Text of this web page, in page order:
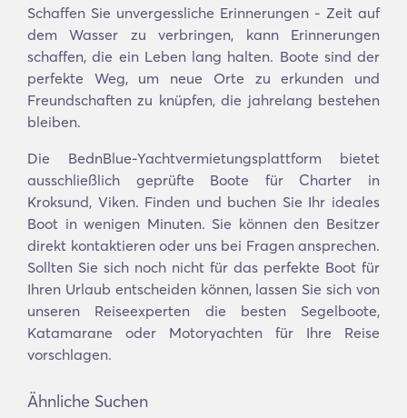
Schaffen Sie unvergessliche Erinnerungen - Zeit auf
dem Wasser zu verbringen, kann Erinnerungen
schaffen, die ein Leben lang halten. Boote sind der
perfekte Weg, um neue Orte zu erkunden und
Freundschaften zu knüpfen, die jahrelang bestehen
bleiben.
Die BednBlue-Yachtvermietungsplattform bietet
ausschließlich geprüfte Boote für Charter in
Kroksund, Viken. Finden und buchen Sie Ihr ideales
Boot in wenigen Minuten. Sie können den Besitzer
direkt kontaktieren oder uns bei Fragen ansprechen.
Sollten Sie sich noch nicht für das perfekte Boot für
Ihren Urlaub entscheiden können, lassen Sie sich von
unseren Reiseexperten die besten Segelboote,
Katamarane oder Motoryachten für Ihre Reise
vorschlagen.
Ähnliche Suchen